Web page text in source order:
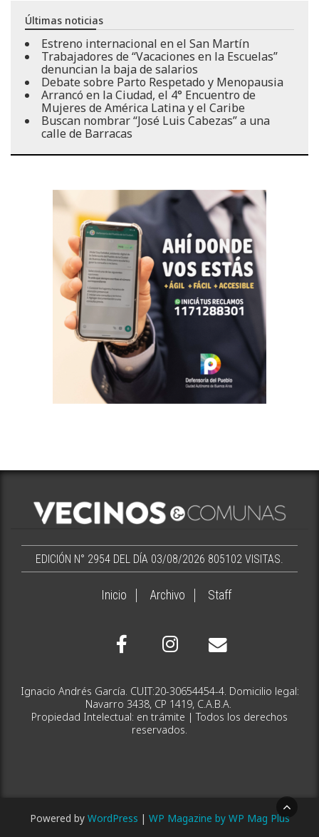
Últimas noticias
Estreno internacional en el San Martín
Trabajadores de “Vacaciones en la Escuelas”
denuncian la baja de salarios
Debate sobre Parto Respetado y Menopausia
Arrancó en la Ciudad, el 4° Encuentro de
Mujeres de América Latina y el Caribe
Buscan nombrar “José Luis Cabezas” a una
calle de Barracas
EDICIÓN N° 2954 DEL DÍA 03/08/2026 805102 VISITAS.
Inicio Archivo Staff
Ignacio Andrés García. CUIT:20-30654454-4. Domicilio legal:
Navarro 3438, CP 1419, C.A.B.A.
Propiedad Intelectual: en trámite | Todos los derechos
reservados.
Powered by WordPress | WP Magazine by WP Mag Plus